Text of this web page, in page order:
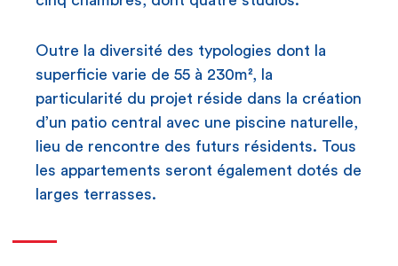
Outre la diversité des typologies dont la
superficie varie de 55 à 230m², la
particularité du projet réside dans la création
d’un patio central avec une piscine naturelle,
lieu de rencontre des futurs résidents. Tous
les appartements seront également dotés de
larges terrasses.